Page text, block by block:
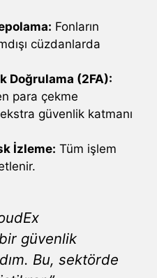
Fonların
cüzdanlarda
Doğrulama (2FA):
para çekme
güvenlik katmanı
İzleme: Tüm işlem
güvenlik
Bu, sektörde